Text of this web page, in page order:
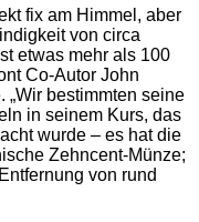
fix am Himmel, aber
von circa
etwas mehr als 100
Co-Autor John
„Wir bestimmten seine
in seinem Kurs, das
wurde – es hat die
Zehncent-Münze;
von rund